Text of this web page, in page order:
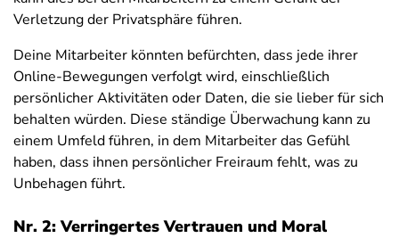
Verletzung der Privatsphäre führen.
Deine Mitarbeiter könnten befürchten, dass jede ihrer
Online-Bewegungen verfolgt wird, einschließlich
persönlicher Aktivitäten oder Daten, die sie lieber für sich
behalten würden. Diese ständige Überwachung kann zu
einem Umfeld führen, in dem Mitarbeiter das Gefühl
haben, dass ihnen persönlicher Freiraum fehlt, was zu
Unbehagen führt.
Nr. 2: Verringertes Vertrauen und Moral